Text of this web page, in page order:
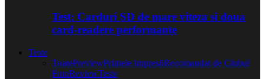
Test: Carduri SD de mare viteza si doua
card-readere performante
Teste
ToatePreviewPrimele impresiiRecomandat de Clubul
FotoReviewTeste